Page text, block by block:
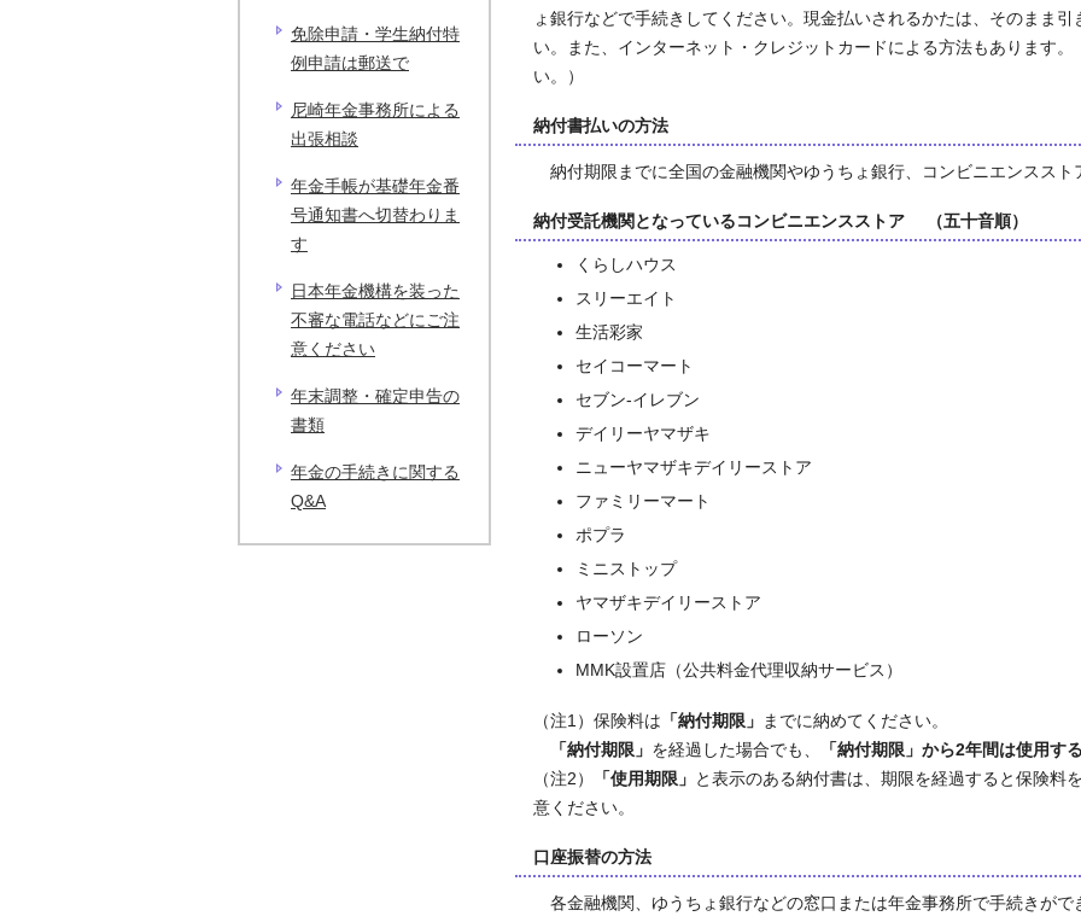
ょ銀行などで手続きしてください。現金払いされるかたは、そのまま
い。また、インターネット・クレジットカードによる方法もあります。
い。）
納付書払いの方法
納付期限までに全国の金融機関やゆうちょ銀行、コンビニエンススト
納付受託機関となっているコンビニエンスストア （五十音順）
くらしハウス
スリーエイト
生活彩家
セイコーマート
セブン-イレブン
デイリーヤマザキ
ニューヤマザキデイリーストア
ファミリーマート
ポプラ
ミニストップ
ヤマザキデイリーストア
ローソン
MMK設置店（公共料金代理収納サービス）
（注1）保険料は 「納付期限」 までに納めてください。
「納付期限」 を経過した場合でも、 「納付期限」から2年間は使用す
（注2）
「使用期限」 と表示のある納付書は、期限を経過すると保険料
意ください。
口座振替の方法
各金融機関、ゆうちょ銀行などの窓口または年金事務所で手続きがで
免除申請・学生納付特
例申請は郵送で
尼崎年金事務所による
出張相談
年金手帳が基礎年金番
号通知書へ切替わりま
す
日本年金機構を装った
不審な電話などにご注
意ください
年末調整・確定申告の
書類
年金の手続きに関する
Q&A